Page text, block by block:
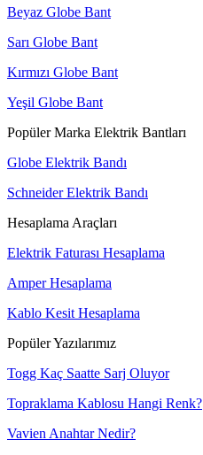
Beyaz Globe Bant
Sarı Globe Bant
Kırmızı Globe Bant
Yeşil Globe Bant
Popüler Marka Elektrik Bantları
Globe Elektrik Bandı
Schneider Elektrik Bandı
Hesaplama Araçları
Elektrik Faturası Hesaplama
Amper Hesaplama
Kablo Kesit Hesaplama
Popüler Yazılarımız
Togg Kaç Saatte Sarj Oluyor
Topraklama Kablosu Hangi Renk?
Vavien Anahtar Nedir?